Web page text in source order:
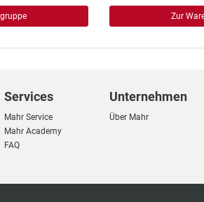
Zur
Services
Mahr Service
Mahr Academy
FAQ
Unternehmen
Über Mahr